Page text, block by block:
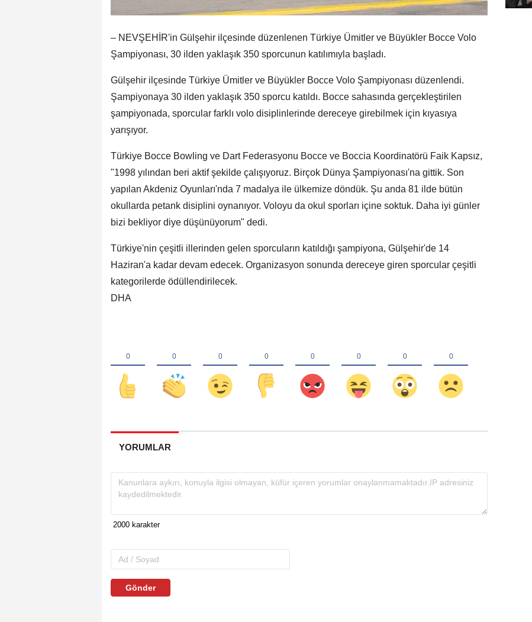
– NEVŞEHİR'in Gülşehir ilçesinde düzenlenen Türkiye Ümitler ve Büyükler Bocce Volo
Şampiyonası, 30 ilden yaklaşık 350 sporcunun katılımıyla başladı.
Gülşehir ilçesinde Türkiye Ümitler ve Büyükler Bocce Volo Şampiyonası düzenlendi.
Şampiyonaya 30 ilden yaklaşık 350 sporcu katıldı. Bocce sahasında gerçekleştirilen
şampiyonada, sporcular farklı volo disiplinlerinde dereceye girebilmek için kıyasıya
yarışıyor.
Türkiye Bocce Bowling ve Dart Federasyonu Bocce ve Boccia Koordinatörü Faik Kapsız,
"1998 yılından beri aktif şekilde çalışıyoruz. Birçok Dünya Şampiyonası'na gittik. Son
yapılan Akdeniz Oyunları'nda 7 madalya ile ülkemize döndük. Şu anda 81 ilde bütün
okullarda petank disiplini oynanıyor. Voloyu da okul sporları içine soktuk. Daha iyi günler
bizi bekliyor diye düşünüyorum" dedi.
Türkiye'nin çeşitli illerinden gelen sporcuların katıldığı şampiyona, Gülşehir'de 14
Haziran'a kadar devam edecek. Organizasyon sonunda dereceye giren sporcular çeşitli
kategorilerde ödüllendirilecek.
DHA
YORUMLAR
Gönder